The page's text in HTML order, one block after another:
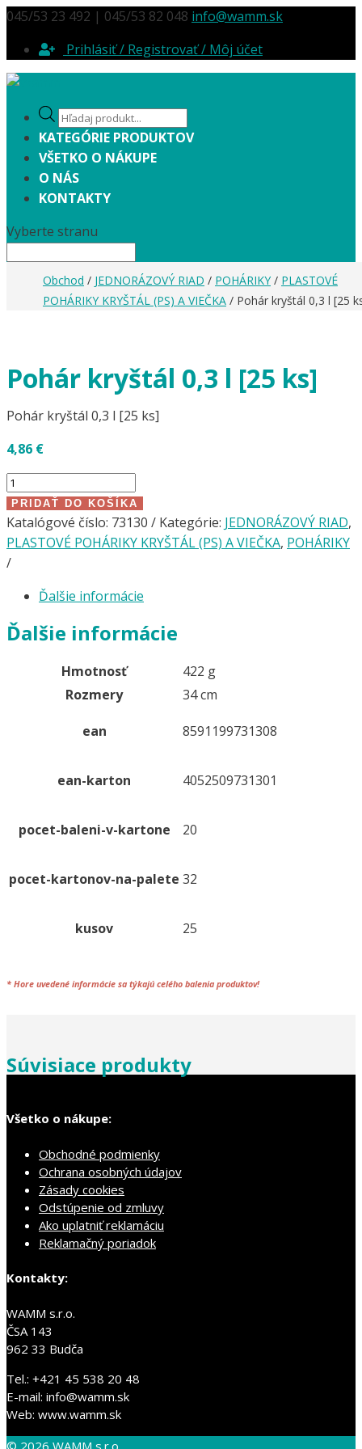
045/53 23 492 | 045/53 82 048 info@wamm.sk
Prihlásiť / Registrovať / Môj účet
Products
search
KATEGÓRIE PRODUKTOV
VŠETKO O NÁKUPE
O NÁS
KONTAKTY
Vyberte stranu
Obchod / JEDNORÁZOVÝ RIAD / POHÁRIKY/ PLASTOVÉ
POHÁRIKY KRYŠTÁL (PS) A VIEČKA / Pohár kryštál 0,3 l [25
Pohár kryštál 0,3 l [25 ks]
Pohár kryštál 0,3 l [25 ks]
4,86 €
množstvo
Pohár
kryštál
0,3
l
PRIDAŤ DO KOŠÍKA
Katalógové číslo: 73130 Kategórie: JEDNORÁZOVÝ RIAD,
PLASTOVÉ POHÁRIKY KRYŠTÁL (PS) A VIEČKA, POHÁRIKY
Ďalšie informácie
Ďalšie informácie
Hmotnosť
422 g
Rozmery
34 cm
ean 8591199731308
ean-karton 4052509731301
pocet-baleni-v-kartone 20
pocet-kartonov-na-palete 32
kusov 25
* Hore uvedené informácie sa týkajú celého balenia produktov!
Súvisiace produkty
Všetko o nákupe:
Obchodné podmienky
Ochrana osobných údajov
Zásady cookies
Odstúpenie od zmluvy
Ako uplatniť reklamáciu
Reklamačný poriadok
Kontakty:
WAMM s.r.o.
ČSA 143
962 33 Budča
Tel.: +421 45 538 20 48
E-mail: info@wamm.sk
Web: www.wamm.sk